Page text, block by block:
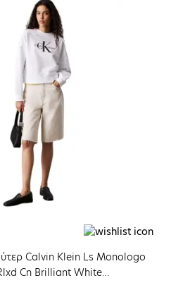
Calvin Klein Ls Monologo
Cn Brilliant White